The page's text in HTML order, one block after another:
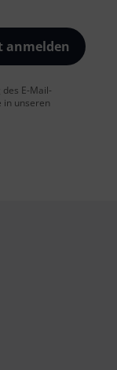
anmelden
E-Mail-
in unseren